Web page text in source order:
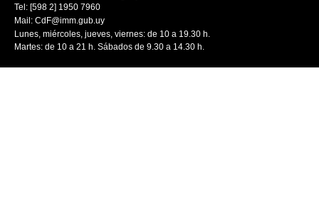
Tel: [598 2] 1950 7960
Mail: CdF@imm.gub.uy
Lunes, miércoles, jueves, viernes: de 10 a 19.30 h.
Martes: de 10 a 21 h. Sábados de 9.30 a 14.30 h.